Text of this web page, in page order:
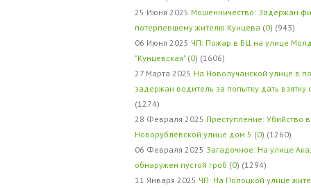
25 Июня 2025 Мошенничество: Задержан
потерпевшему жителю Кунцева (0) (943)
06 Июня 2025 ЧП: Пожар в БЦ на улице
"Кунцевская" (0) (1606)
27 Марта 2025 На Новолучанской улице в
задержан водитель за попытку дать
(1274)
28 Февраля 2025 Преступление: Убийство
Новорублёвской улице дом 5 (0) (1260)
06 Февраля 2025 Загадочное: На улице
обнаружен пустой гроб (0) (1294)
11 Января 2025 ЧП: На Полоцкой улице